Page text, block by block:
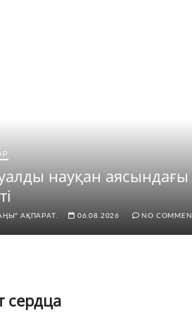
науқан
АҚПАРАТ. 06.08.2026 NO
сердца